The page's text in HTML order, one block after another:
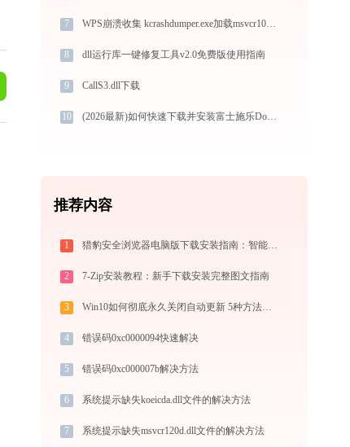
7 WPS崩溃收集 kcrashdumper.exe加载msvcr100.dll文件丢失处理办法
8 dll运行库一键修复工具v2.0免费版使用指南
9 CallS3.dll下载
10 (2026最新)如何快速下载并安装富士施乐DocuPrint 202打印机驱动：详细步骤解析
推荐内容
1 猎豹安全浏览器电脑版下载安装指南：智能极速双核，畅享安全无弹窗上网体验
2 7-Zip安装教程：新手下载安装完整图文指南
3 Win10如何彻底永久关闭自动更新 5种方法教你永久关闭win10自动更新
4 错误码0xc0000094快速解决
5 错误码0xc000007b解决方法
6 系统提示缺失koeicda.dll文件的解决方法
7 系统提示缺失msvcr120d.dll文件的解决方法